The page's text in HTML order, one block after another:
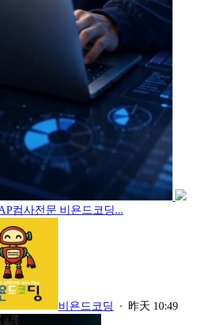
컴사전문 비욘드코딩...
비욘드코딩 · 昨天 10:49